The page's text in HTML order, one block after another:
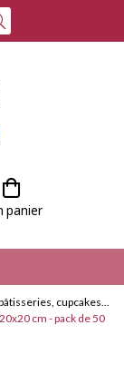
panier
cupcakes...
cm - pack de 50